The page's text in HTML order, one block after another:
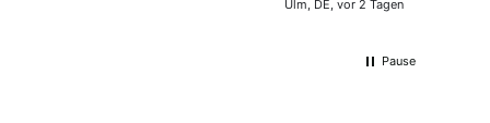
Ulm, DE, vor 2 Tagen
Pause